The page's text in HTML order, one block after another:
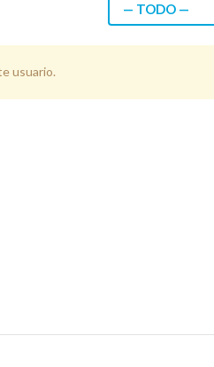
— TODO —
usuario.